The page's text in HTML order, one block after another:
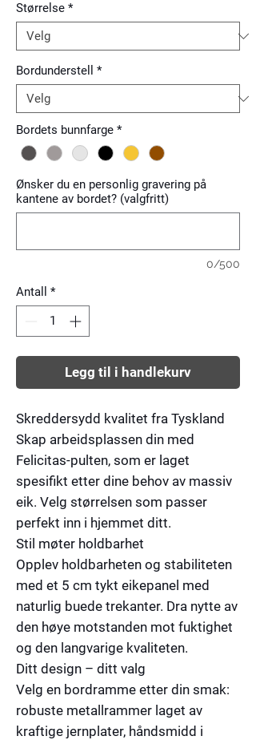
Størrelse *
Bordunderstell *
Bordets bunnfarge *
Ønsker du en personlig gravering på
kantene av bordet? (valgfritt)
0/500
Antall *
Legg til i handlekurv
Skreddersydd kvalitet fra Tyskland
Skap arbeidsplassen din med
Felicitas-pulten, som er laget
spesifikt etter dine behov av massiv
eik. Velg størrelsen som passer
perfekt inn i hjemmet ditt.
Stil møter holdbarhet
Opplev holdbarheten og stabiliteten
med et 5 cm tykt eikepanel med
naturlig buede trekanter. Dra nytte av
den høye motstanden mot fuktighet
og den langvarige kvaliteten.
Ditt design – ditt valg
Velg en bordramme etter din smak:
robuste metallrammer laget av
kraftige jernplater, håndsmidd i